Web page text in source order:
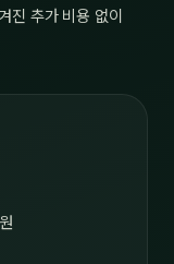
진 추가 비용 없이
원